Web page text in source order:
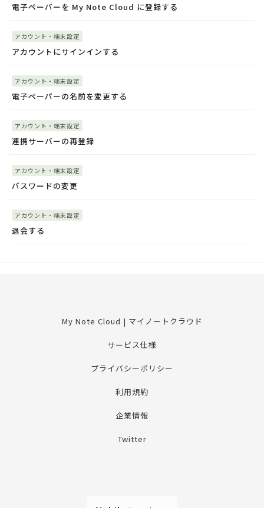
電子ペーパーを My Note Cloud に登録する
アカウント・端末設定
アカウントにサインインする
アカウント・端末設定
電子ペーパーの名前を変更する
アカウント・端末設定
連携サーバーの再登録
アカウント・端末設定
パスワードの変更
アカウント・端末設定
退会する
My Note Cloud | マイノートクラウド
サービス仕様
プライバシーポリシー
利用規約
企業情報
Twitter